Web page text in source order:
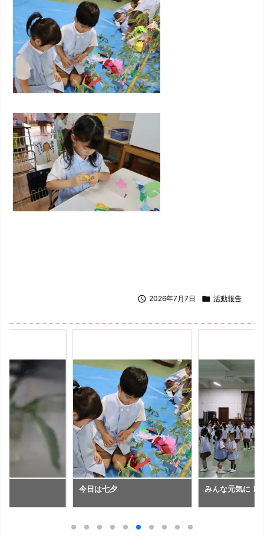
 2026年7月7日  活動報告
今日は七夕 みんな元気に！